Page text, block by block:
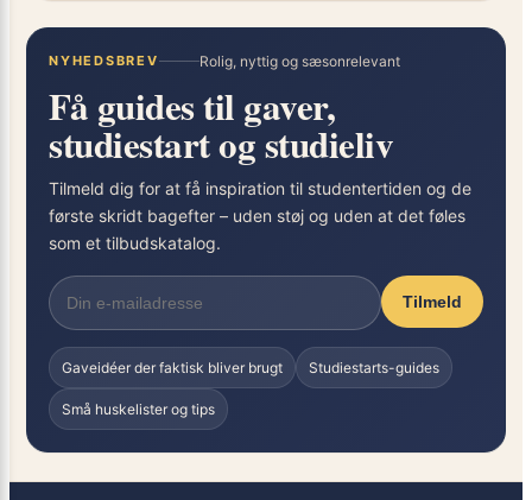
NYHEDSBREV Rolig, nyttig og sæsonrelevant
Få guides til gaver,
studiestart og studieliv
Tilmeld dig for at få inspiration til studentertiden og de
første skridt bagefter – uden støj og uden at det føles
som et tilbudskatalog.
Tilmeld
Gaveidéer der faktisk bliver brugt Studiestarts-guides
Små huskelister og tips